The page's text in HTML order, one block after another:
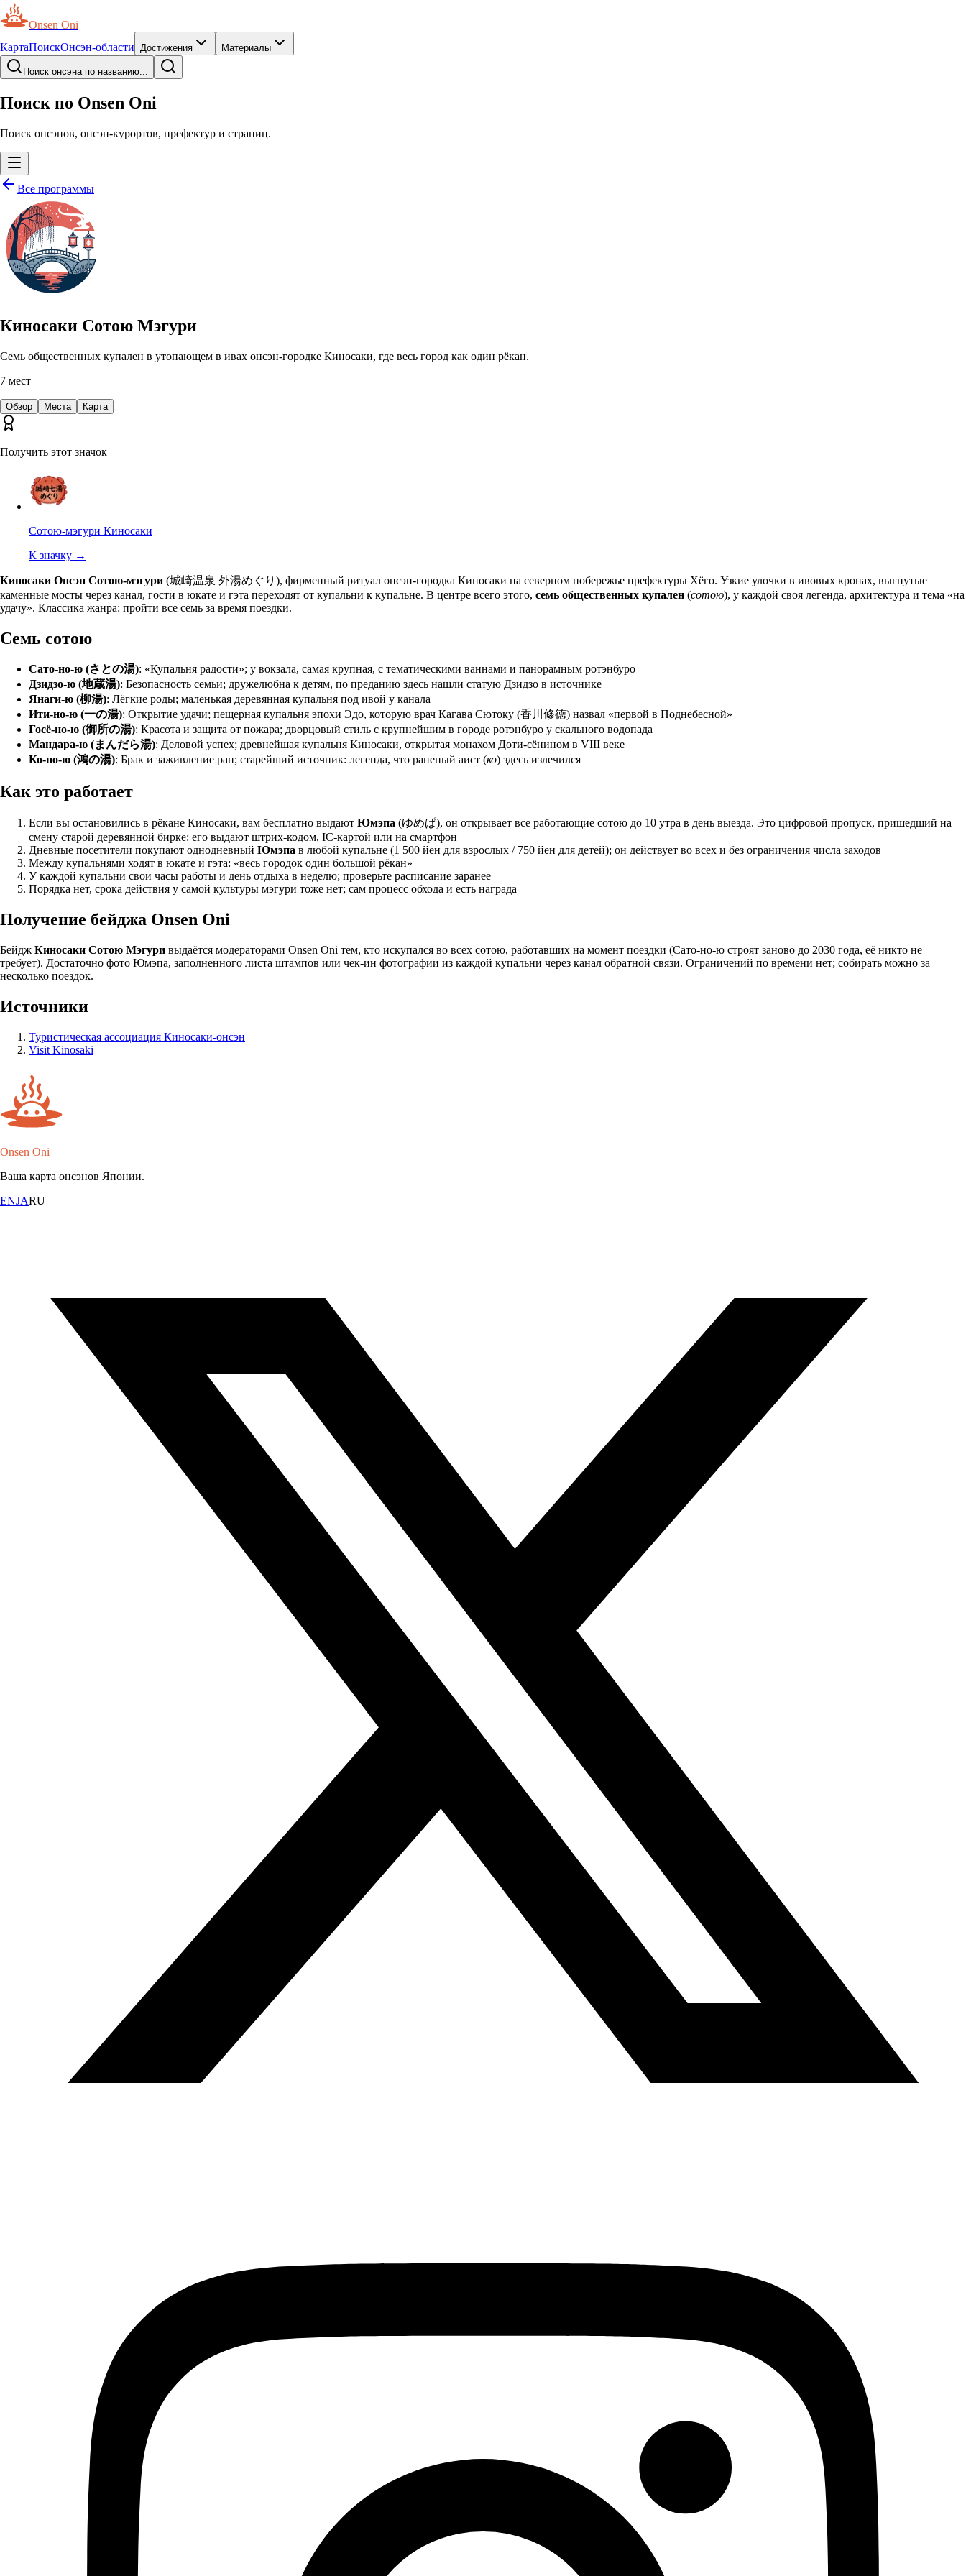
Onsen Oni
КартаПоискОнсэн-области Достижения Материалы
Поиск онсэна по названию...
Поиск по Onsen Oni
Поиск онсэнов, онсэн-курортов, префектур и страниц.
Все программы
Киносаки Сотою Мэгури
Семь общественных купален в утопающем в ивах онсэн-городке Киносаки, где весь город как один рёкан.
7 мест
Обзор Места Карта
Получить этот значок
Сотою-мэгури Киносаки
К значку →
Киносаки Онсэн Сотою-мэгури (城崎温泉 外湯めぐり), фирменный ритуал онсэн-городка Киносаки на северном побережье префектуры Хёго. Узкие улочки в ивовых кронах, выгнутые
каменные мосты через канал, гости в юкате и гэта переходят от купальни к купальне. В центре всего этого, семь общественных купален (сотою), у каждой своя легенда, архитектура и тема «на
удачу». Классика жанра: пройти все семь за время поездки.
Семь сотою
Сато-но-ю (さとの湯): «Купальня радости»; у вокзала, самая крупная, с тематическими ваннами и панорамным ротэнбуро
Дзидзо-ю (地蔵湯): Безопасность семьи; дружелюбна к детям, по преданию здесь нашли статую Дзидзо в источнике
Янаги-ю (柳湯): Лёгкие роды; маленькая деревянная купальня под ивой у канала
Ити-но-ю (一の湯): Открытие удачи; пещерная купальня эпохи Эдо, которую врач Кагава Сютоку (香川修徳) назвал «первой в Поднебесной»
Госё-но-ю (御所の湯): Красота и защита от пожара; дворцовый стиль с крупнейшим в городе ротэнбуро у скального водопада
Мандара-ю (まんだら湯): Деловой успех; древнейшая купальня Киносаки, открытая монахом Доти-сёнином в VIII веке
Ко-но-ю (鴻の湯): Брак и заживление ран; старейший источник: легенда, что раненый аист (ко) здесь излечился
Как это работает
Если вы остановились в рёкане Киносаки, вам бесплатно выдают Юмэпа (ゆめぱ), он открывает все работающие сотою до 10 утра в день выезда. Это цифровой пропуск, пришедший на
смену старой деревянной бирке: его выдают штрих-кодом, IC-картой или на смартфон
Дневные посетители покупают однодневный Юмэпа в любой купальне (1 500 йен для взрослых / 750 йен для детей); он действует во всех и без ограничения числа заходов
Между купальнями ходят в юкате и гэта: «весь городок один большой рёкан»
У каждой купальни свои часы работы и день отдыха в неделю; проверьте расписание заранее
Порядка нет, срока действия у самой культуры мэгури тоже нет; сам процесс обхода и есть награда
Получение бейджа Onsen Oni
Бейдж Киносаки Сотою Мэгури выдаётся модераторами Onsen Oni тем, кто искупался во всех сотою, работавших на момент поездки (Сато-но-ю строят заново до 2030 года, её никто не
требует). Достаточно фото Юмэпа, заполненного листа штампов или чек-ин фотографии из каждой купальни через канал обратной связи. Ограничений по времени нет; собирать можно за
несколько поездок.
Источники
Туристическая ассоциация Киносаки-онсэн
Visit Kinosaki
Onsen Oni
Ваша карта онсэнов Японии.
ENJARU